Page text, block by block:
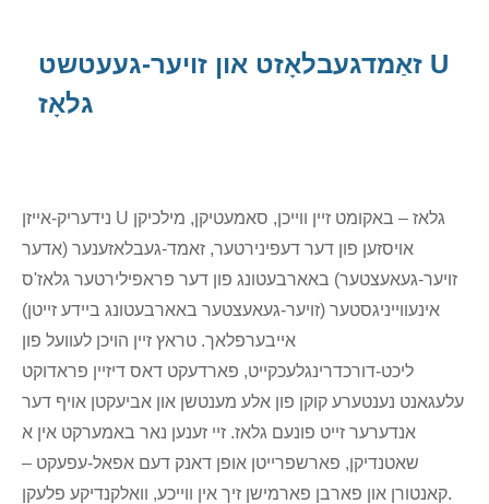
זאַמדגעבלאָזט און זויער-געעטשט U
גלאָז
נידעריק-אייזן U גלאז – באקומט זיין ווייכן, סאמעטיקן, מילכיקן
אויסזען פון דער דעפינירטער, זאמד-געבלאזענער (אדער
זויער-געאעצטער) באארבעטונג פון דער פראפילירטער גלאז'ס
אינעווייניגסטער (זויער-געאעצטער באארבעטונג ביידע זייטן)
אייבערפלאך. טראץ זיין הויכן לעוועל פון
ליכט-דורכדרינגלעכקייט, פארדעקט דאס דיזיין פראדוקט
עלעגאנט נענטערע קוקן פון אלע מענטשן און אביעקטן אויף דער
אנדערער זייט פונעם גלאז. זיי זענען נאר באמערקט אין א
שאטנדיקן, פארשפרייטן אופן דאנק דעם אפאל-עפעקט –
קאנטורן און פארבן פארמישן זיך אין ווייכע, וואלקנדיקע פלעקן.